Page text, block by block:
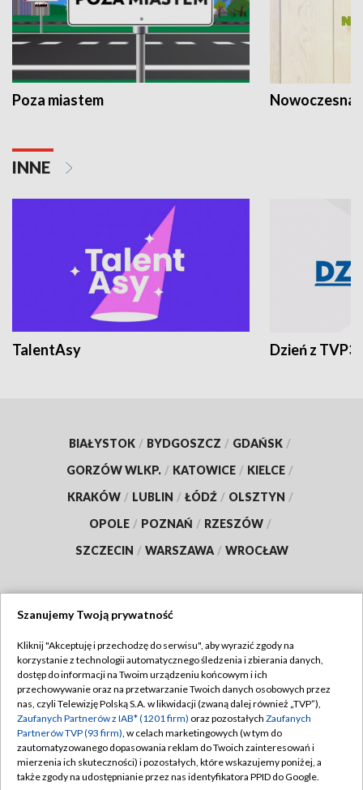
Poza miastem Nowoczesna
INNE
TalentAsy Dzień z TVP3
BIAŁYSTOK / BYDGOSZCZ / GDAŃSK /
GORZÓW WLKP. / KATOWICE / KIELCE /
KRAKÓW / LUBLIN / ŁÓDŹ / OLSZTYN /
OPOLE / POZNAŃ / RZESZÓW /
SZCZECIN / WARSZAWA / WROCŁAW
TVP
Abonament TVP
Emisja w TVP
Centrum informacji TVP
Naziemna Telewizja Cyfrowa
Regulamin TVP
Polityka prywatności
Moje zgody
Pomoc
Szanujemy Twoją prywatność
Kliknij "Akceptuję i przechodzę do serwisu", aby wyrazić zgody na
korzystanie z technologii automatycznego śledzenia i zbierania danych,
dostęp do informacji na Twoim urządzeniu końcowym i ich
przechowywanie oraz na przetwarzanie Twoich danych osobowych przez
nas, czyli Telewizję Polską S.A. w likwidacji (zwaną dalej również „TVP”),
Zaufanych Partnerów z IAB* (1201 firm) oraz pozostałych Zaufanych
Partnerów TVP (93 firm), w celach marketingowych (w tym do
zautomatyzowanego dopasowania reklam do Twoich zainteresowań i
mierzenia ich skuteczności) i pozostałych, które wskazujemy poniżej, a
także zgody na udostępnianie przez nas identyfikatora PPID do Google.